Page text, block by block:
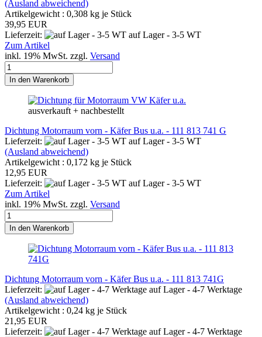
(Ausland abweichend)
Artikelgewicht : 0,308 kg je Stück
39,95 EUR
Lieferzeit:
auf Lager - 3-5 WT
Zum Artikel
inkl. 19% MwSt. zzgl. Versand
In den Warenkorb
ausverkauft + nachbestellt
Dichtung Motorraum vorn - Käfer Bus u.a. - 111 813 741 G
Lieferzeit:
auf Lager - 3-5 WT
(Ausland abweichend)
Artikelgewicht : 0,172 kg je Stück
12,95 EUR
Lieferzeit:
auf Lager - 3-5 WT
Zum Artikel
inkl. 19% MwSt. zzgl. Versand
In den Warenkorb
Dichtung Motorraum vorn - Käfer Bus u.a. - 111 813 741G
Lieferzeit:
auf Lager - 4-7 Werktage
(Ausland abweichend)
Artikelgewicht : 0,24 kg je Stück
21,95 EUR
Lieferzeit:
auf Lager - 4-7 Werktage